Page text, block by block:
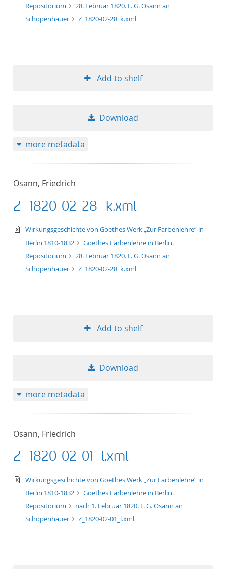
Repositorium
28. Februar 1820. F. G. Osann an
Schopenhauer
Z_1820-02-28_k.xml
Add to shelf
Download
more metadata
Osann, Friedrich
Z_1820-02-28_k.xml
text/xml
Wirkungsgeschichte von Goethes Werk „Zur Farbenlehre“ in
Berlin 1810-1832
Goethes Farbenlehre in Berlin.
Repositorium
28. Februar 1820. F. G. Osann an
Schopenhauer
Z_1820-02-28_k.xml
Add to shelf
Download
more metadata
Osann, Friedrich
Z_1820-02-01_l.xml
text/xml
Wirkungsgeschichte von Goethes Werk „Zur Farbenlehre“ in
Berlin 1810-1832
Goethes Farbenlehre in Berlin.
Repositorium
nach 1. Februar 1820. F. G. Osann an
Schopenhauer
Z_1820-02-01_l.xml